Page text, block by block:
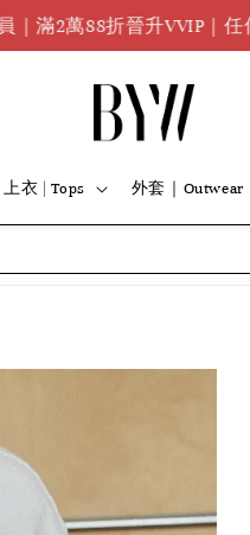
折晉升VVIP｜任何問題請洽
上衣 | Tops 外套｜Outwear